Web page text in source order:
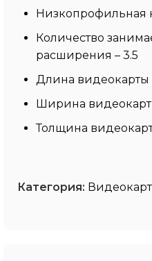
Низкопрофильная
Количество
расширения – 3.5
Длина видеокарты
Ширина
Толщина
Категория: